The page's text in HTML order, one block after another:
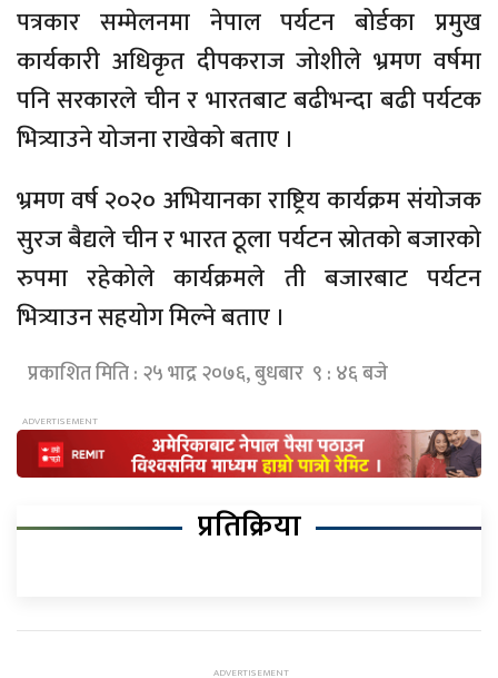
पत्रकार सम्मेलनमा नेपाल पर्यटन बोर्डका प्रमुख
कार्यकारी अधिकृत दीपकराज जोशीले भ्रमण वर्षमा
पनि सरकारले चीन र भारतबाट बढीभन्दा बढी पर्यटक
भित्र्याउने योजना राखेको बताए ।
भ्रमण वर्ष २०२० अभियानका राष्ट्रिय कार्यक्रम संयोजक
सुरज बैद्यले चीन र भारत ठूला पर्यटन स्रोतको बजारको
रुपमा रहेकोले कार्यक्रमले ती बजारबाट पर्यटन
भित्र्याउन सहयोग मिल्ने बताए ।
प्रकाशित मिति : २५ भाद्र २०७६, बुधबार ९ : ४६ बजे
प्रतिक्रिया